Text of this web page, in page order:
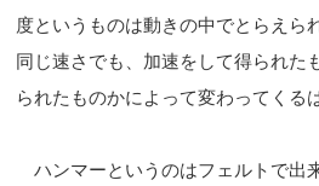
度というものは動きの中でとらえら
同じ速さでも、加速をして得られた
られたものかによって変わってくる
ハンマーというのはフェルトで出